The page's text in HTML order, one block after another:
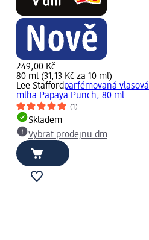
249,00 Kč
80 ml (31,13 Kč za 10 ml)
Lee Staffordparfémovaná vlasová
mlha Papaya Punch, 80 ml
(1)
Skladem
Vybrat prodejnu dm